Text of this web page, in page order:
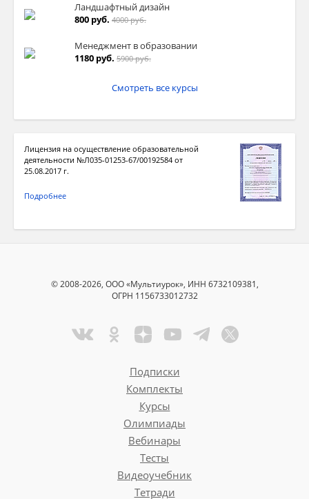
Ландшафтный дизайн
800 руб. 4000 руб.
Менеджмент в образовании
1180 руб. 5900 руб.
Смотреть все курсы
Лицензия на осуществление образовательной
деятельности №Л035-01253-67/00192584 от
25.08.2017 г.
Подробнее
© 2008-2026, ООО «Мультиурок», ИНН 6732109381,
ОГРН 1156733012732
Подписки
Комплекты
Курсы
Олимпиады
Вебинары
Тесты
Видеоучебник
Тетради